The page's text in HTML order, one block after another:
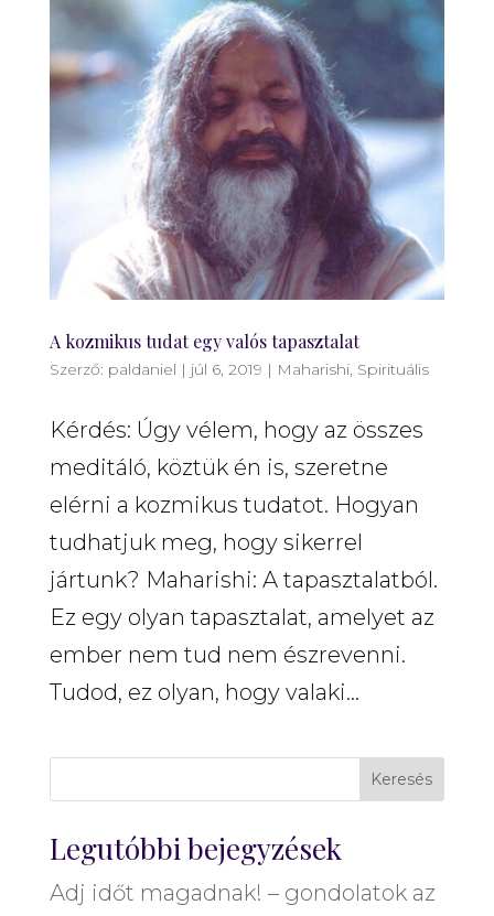
A kozmikus tudat egy valós tapasztalat
Szerző: paldaniel | júl 6, 2019 | Maharishi, Spirituális
Kérdés: Úgy vélem, hogy az összes
meditáló, köztük én is, szeretne
elérni a kozmikus tudatot. Hogyan
tudhatjuk meg, hogy sikerrel
jártunk? Maharishi: A tapasztalatból.
Ez egy olyan tapasztalat, amelyet az
ember nem tud nem észrevenni.
Tudod, ez olyan, hogy valaki...
Keresés
Legutóbbi bejegyzések
Adj időt magadnak! – gondolatok az